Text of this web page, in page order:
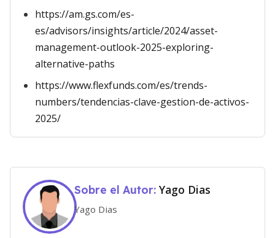
https://am.gs.com/es-
es/advisors/insights/article/2024/asset-
management-outlook-2025-exploring-
alternative-paths
https://www.flexfunds.com/es/trends-
numbers/tendencias-clave-gestion-de-activos-
2025/
Sobre el Autor: Yago Dias
Yago Dias